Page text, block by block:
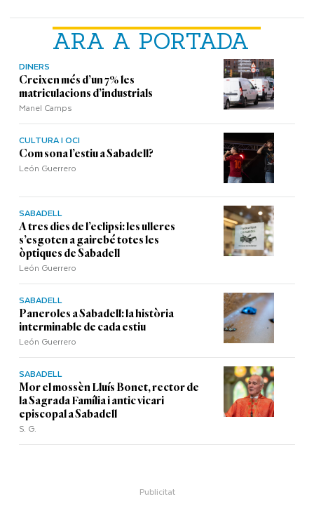
ARA A PORTADA
DINERS
Creixen més d’un 7% les
matriculacions d’industrials
Manel Camps
CULTURA I OCI
Com sona l’estiu a Sabadell?
León Guerrero
SABADELL
A tres dies de l’eclipsi: les ulleres
s’esgoten a gairebé totes les
òptiques de Sabadell
León Guerrero
SABADELL
Paneroles a Sabadell: la història
interminable de cada estiu
León Guerrero
SABADELL
Mor el mossèn Lluís Bonet, rector de
la Sagrada Família i antic vicari
episcopal a Sabadell
S. G.